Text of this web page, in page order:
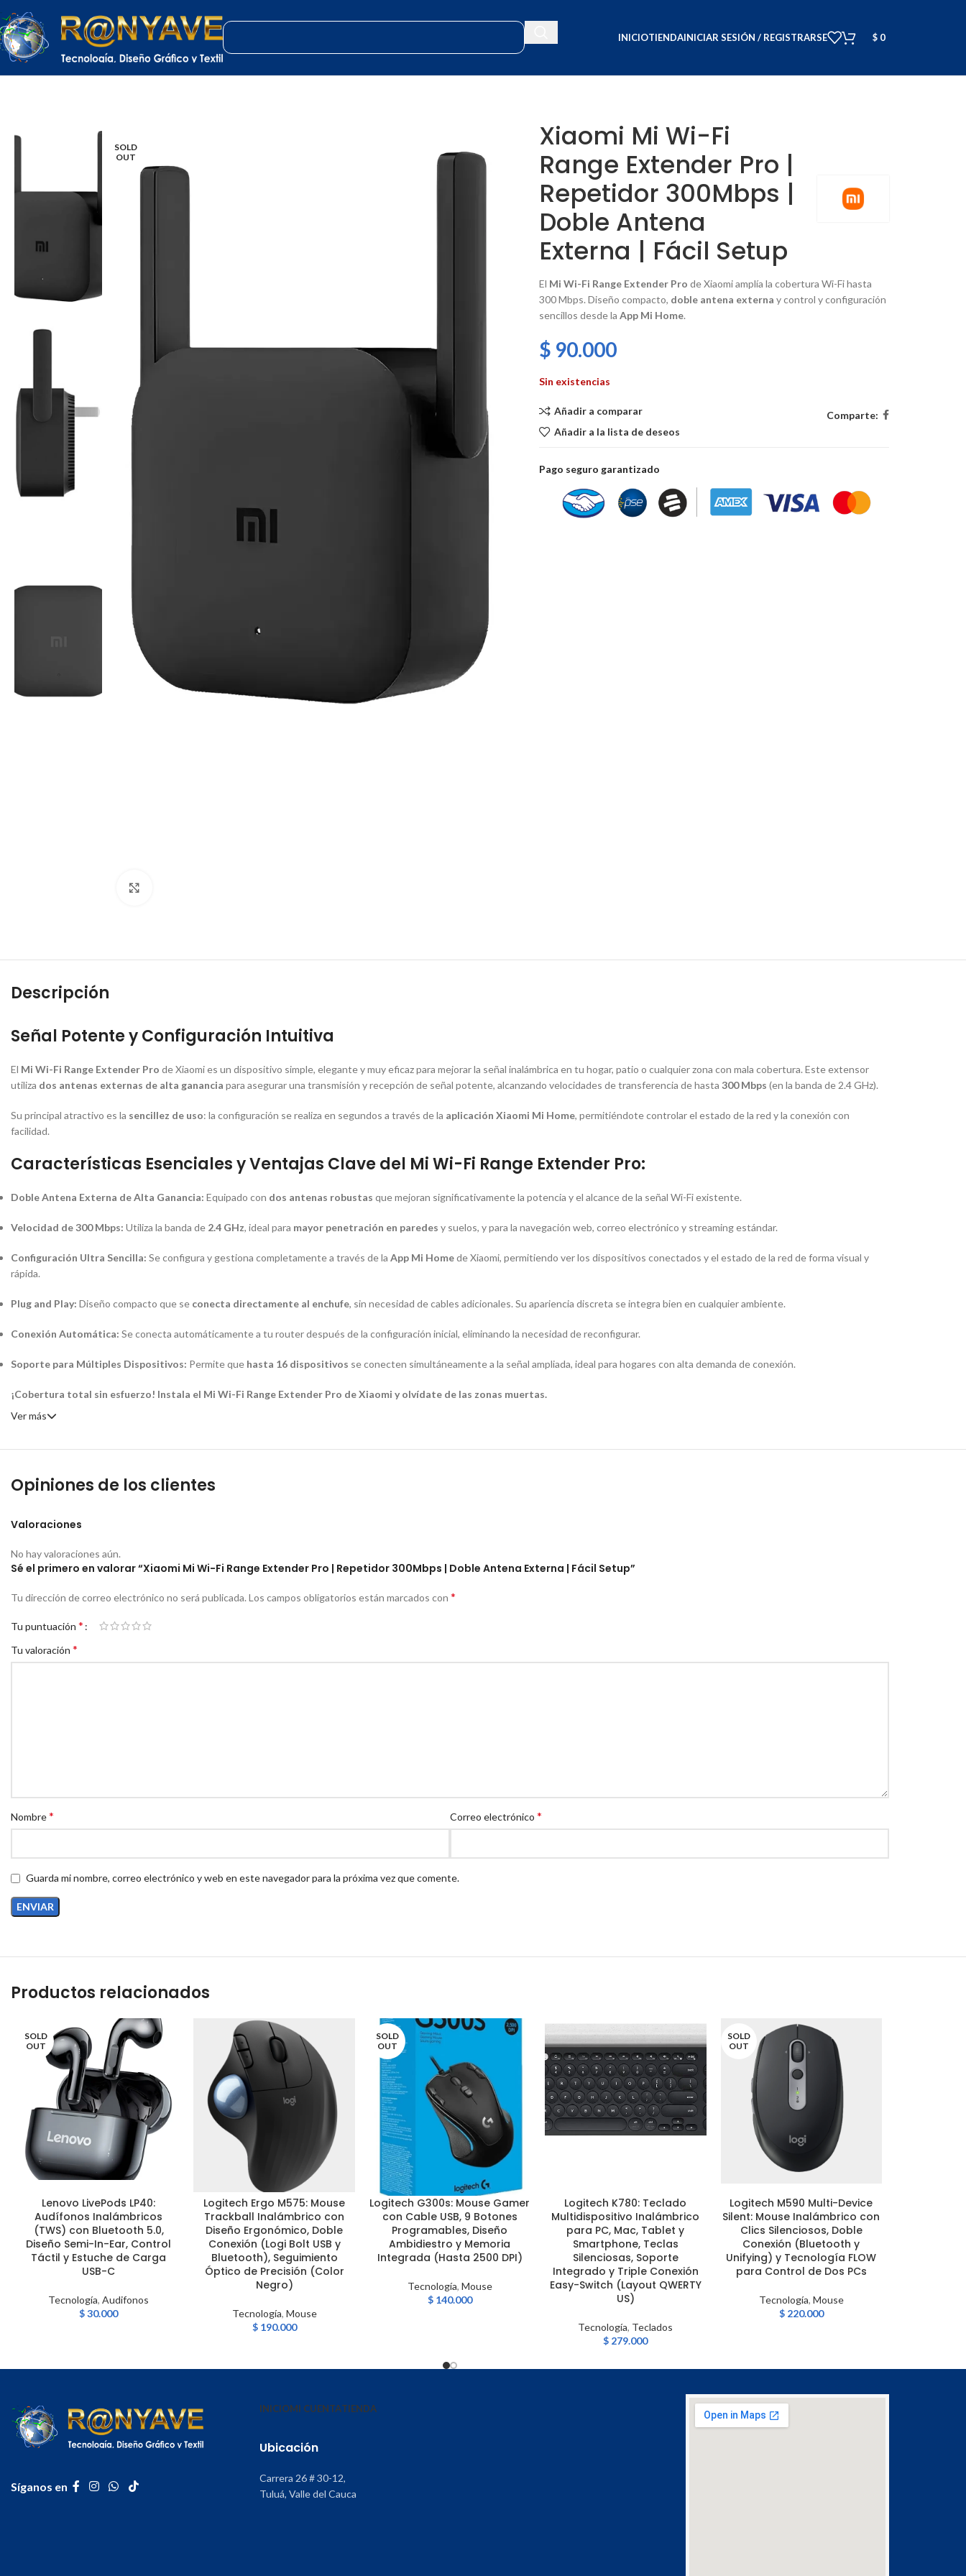
INICIOTIENDAINICIAR SESIÓN / REGISTRARSE $ 0
SOLD
OUT
Xiaomi Mi Wi-Fi
Range Extender Pro |
Repetidor 300Mbps |
Doble Antena
Externa | Fácil Setup
El Mi Wi-Fi Range Extender Pro de Xiaomi amplía la cobertura Wi-Fi hasta
300 Mbps. Diseño compacto, doble antena externa y control y configuración
sencillos desde laApp Mi Home.
$ 90.000
Sin existencias
Añadir a comparar
Añadir a la lista de deseos
Comparte:
Pago seguro garantizado
Descripción
Señal Potente y Configuración Intuitiva
El Mi Wi-Fi Range Extender Pro de Xiaomi es un dispositivo simple, elegante y muy eficaz para mejorar la señal inalámbrica en tu hogar, patio o cualquier zona con mala cobertura. Este extensor
utiliza dos antenas externas de alta ganancia para asegurar una transmisión y recepción de señal potente, alcanzando velocidades de transferencia de hasta 300 Mbps (en la banda de 2.4 GHz).
Su principal atractivo es la sencillez de uso: la configuración se realiza en segundos a través de la aplicación Xiaomi Mi Home, permitiéndote controlar el estado de la red y la conexión con
facilidad.
Características Esenciales y Ventajas Clave del Mi Wi-Fi Range Extender Pro:
Doble Antena Externa de Alta Ganancia: Equipado con dos antenas robustas que mejoran significativamente la potencia y el alcance de la señal Wi-Fi existente.
Velocidad de 300 Mbps: Utiliza la banda de 2.4 GHz, ideal para mayor penetración en paredes y suelos, y para la navegación web, correo electrónico y streamingestándar.
Configuración Ultra Sencilla: Se configura y gestiona completamente a través de la App Mi Homede Xiaomi, permitiendo ver los dispositivos conectados y el estado de la red de forma visual y
rápida.
Plug and Play: Diseño compacto que se conecta directamente al enchufe, sin necesidad de cables adicionales. Su apariencia discreta se integra bien en cualquier ambiente.
Conexión Automática: Se conecta automáticamente a tu routerdespués de la configuración inicial, eliminando la necesidad de reconfigurar.
Soporte para Múltiples Dispositivos: Permite que hasta 16 dispositivos se conecten simultáneamente a la señal ampliada, ideal para hogares con alta demanda de conexión.
¡Cobertura total sin esfuerzo! Instala el Mi Wi-Fi Range Extender Pro de Xiaomi y olvídate de las zonas muertas.
Ver más
Opiniones de los clientes
Valoraciones
No hay valoraciones aún.
Sé el primero en valorar “Xiaomi Mi Wi-Fi Range Extender Pro | Repetidor 300Mbps | Doble Antena Externa | Fácil Setup”
Tu dirección de correo electrónico no será publicada. Los campos obligatorios están marcados con *
Tu puntuación *
Tu valoración *
Nombre* Correo electrónico *
Guarda mi nombre, correo electrónico y web en este navegador para la próxima vez que comente.
Productos relacionados
SOLD
OUT
LEER MÁSLenovo LivePods LP40:
Audífonos Inalámbricos
(TWS) con Bluetooth 5.0,
Diseño Semi-In-Ear, Control
Táctil y Estuche de Carga
USB-C
Tecnología,Audifonos
$30.000
AÑADIR AL CARRITO
Logitech Ergo M575: Mouse
Trackball Inalámbrico con
Diseño Ergonómico, Doble
Conexión (Logi Bolt USB y
Bluetooth), Seguimiento
Óptico de Precisión (Color
Negro)
Tecnología, Mouse
$190.000
SOLD
OUT
LEER MÁS
Logitech G300s: Mouse Gamer
con Cable USB, 9 Botones
Programables, Diseño
Ambidiestro y Memoria
Integrada (Hasta 2500 DPI)
Tecnología, Mouse
$140.000
AÑADIR AL CARRITO
Logitech K780: Teclado
Multidispositivo Inalámbrico
para PC, Mac, Tablet y
Smartphone, Teclas
Silenciosas, Soporte
Integrado y Triple Conexión
Easy-Switch (Layout QWERTY
US)
Tecnología, Teclados
$ 279.000
SOLD
OUT
LEER MÁS
Logitech M590 Multi-Device
Silent: Mouse Inalámbrico con
Clics Silenciosos, Doble
Conexión (Bluetooth y
Unifying) y Tecnología FLOW
para Control de Dos PCs
Tecnología, Mouse
$220.000
Síganos en
INICIOMI CUENTATIENDA
Ubicación
Carrera 26 # 30-12,
Tuluá, Valle del Cauca